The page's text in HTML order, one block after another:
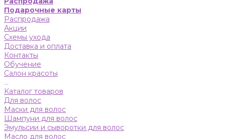
Подарочные карты
Распродажа
Акции
Схемы ухода
Доставка и оплата
Контакты
Обучение
Салон красоты
...
Каталог товаров
Для волос
Маски для волос
Шампуни для волос
Эмульсии и сыворотки для волос
Масло для волос